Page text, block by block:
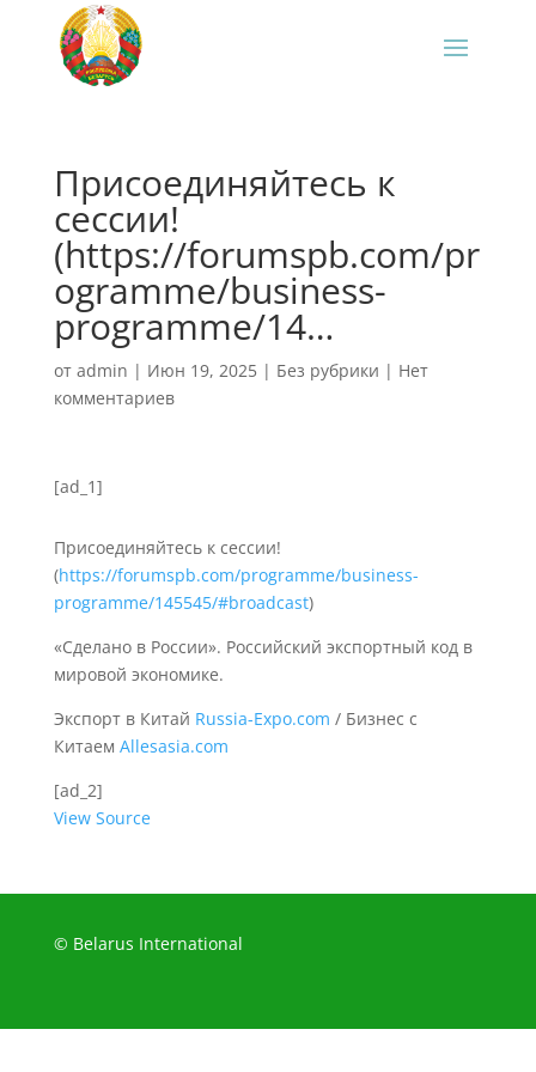
Присоединяйтесь к
сессии!
(https://forumspb.com/pr
ogramme/business-
programme/14…
от admin | Июн 19, 2025| Без рубрики | Нет
комментариев
[ad_1]
Присоединяйтесь к сессии!
(https://forumspb.com/programme/business-
programme/145545/#broadcast)
«Сделано в России». Российский экспортный код в
мировой экономике.
Экспорт в Китай Russia-Expo.com / Бизнес с
Китаем Allesasia.com
[ad_2]
View Source
© Belarus International